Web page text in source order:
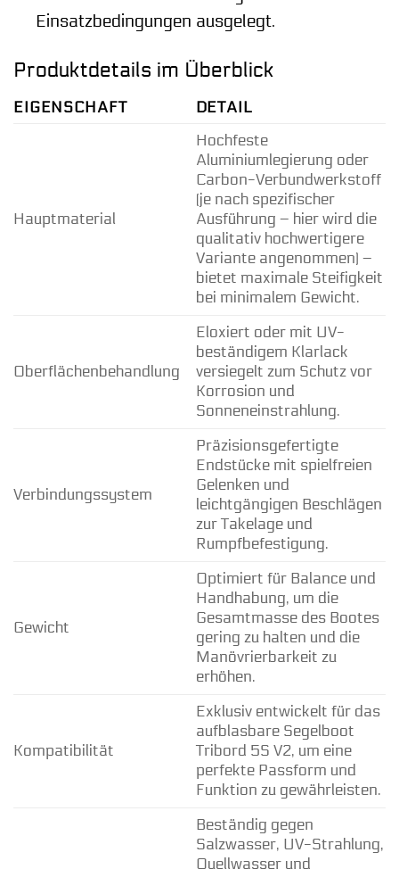
Einsatzbedingungen ausgelegt.
Produktdetails im Überblick
EIGENSCHAFT DETAIL
Hauptmaterial
Hochfeste
Aluminiumlegierung oder
Carbon-Verbundwerkstoff
(je nach spezifischer
Ausführung – hier wird die
qualitativ hochwertigere
Variante angenommen) –
bietet maximale Steifigkeit
bei minimalem Gewicht.
Oberflächenbehandlung
Eloxiert oder mit UV-
beständigem Klarlack
versiegelt zum Schutz vor
Korrosion und
Sonneneinstrahlung.
Verbindungssystem
Präzisionsgefertigte
Endstücke mit spielfreien
Gelenken und
leichtgängigen Beschlägen
zur Takelage und
Rumpfbefestigung.
Gewicht
Optimiert für Balance und
Handhabung, um die
Gesamtmasse des Bootes
gering zu halten und die
Manövrierbarkeit zu
erhöhen.
Kompatibilität
Exklusiv entwickelt für das
aufblasbare Segelboot
Tribord 5S V2, um eine
perfekte Passform und
Funktion zu gewährleisten.
Beständig gegen
Salzwasser, UV-Strahlung,
Quellwasser und